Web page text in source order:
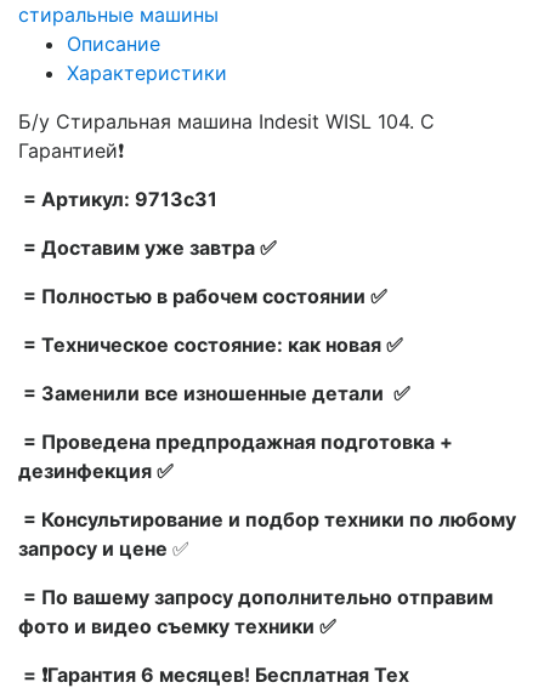
стиральные машины
Описание
Характеристики
Б/у Стиральная машина Indesit WISL 104. С
Гарантией❗
= Артикул: 9713c31
= Доставим уже завтра ✅
= Полностью в рабочем состоянии ✅
= Техническое состояние: как новая ✅
= Заменили все изношенные детали ✅
= Проведена предпродажная подготовка +
дезинфекция ✅
= Консультирование и подбор техники по любому
запросу и цене ✅
= По вашему запросу дополнительно отправим
фото и видео съемку техники ✅
= ❗Гарантия 6 месяцев! Бесплатная Тех